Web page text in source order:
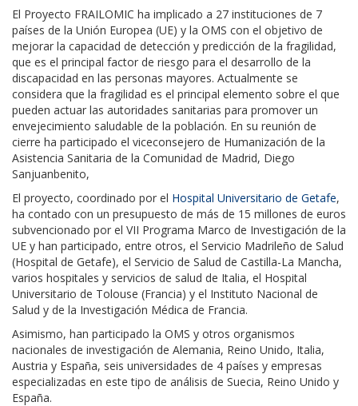
El Proyecto FRAILOMIC ha implicado a 27 instituciones de 7
países de la Unión Europea (UE) y la OMS con el objetivo de
mejorar la capacidad de detección y predicción de la fragilidad,
que es el principal factor de riesgo para el desarrollo de la
discapacidad en las personas mayores. Actualmente se
considera que la fragilidad es el principal elemento sobre el que
pueden actuar las autoridades sanitarias para promover un
envejecimiento saludable de la población. En su reunión de
cierre ha participado el viceconsejero de Humanización de la
Asistencia Sanitaria de la Comunidad de Madrid, Diego
Sanjuanbenito,
El proyecto, coordinado por el Hospital Universitario de Getafe,
ha contado con un presupuesto de más de 15 millones de euros
subvencionado por el VII Programa Marco de Investigación de la
UE y han participado, entre otros, el Servicio Madrileño de Salud
(Hospital de Getafe), el Servicio de Salud de Castilla-La Mancha,
varios hospitales y servicios de salud de Italia, el Hospital
Universitario de Tolouse (Francia) y el Instituto Nacional de
Salud y de la Investigación Médica de Francia.
Asimismo, han participado la OMS y otros organismos
nacionales de investigación de Alemania, Reino Unido, Italia,
Austria y España, seis universidades de 4 países y empresas
especializadas en este tipo de análisis de Suecia, Reino Unido y
España.